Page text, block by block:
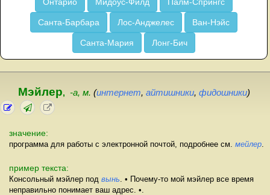
Санта-Барбара Лос-Анджелес Ван-Нэйс
Санта-Мария Лонг-Бич
Мэйлер, -а, м. (интернет, айтишники, фидошники)
значение:
программа для работы с электронной почтой, подробнее см. мейлер.
пример текста:
Консольный мэйлер под вынь. • Почему-то мой мэйлер все время
неправильно понимает ваш адрес. •.